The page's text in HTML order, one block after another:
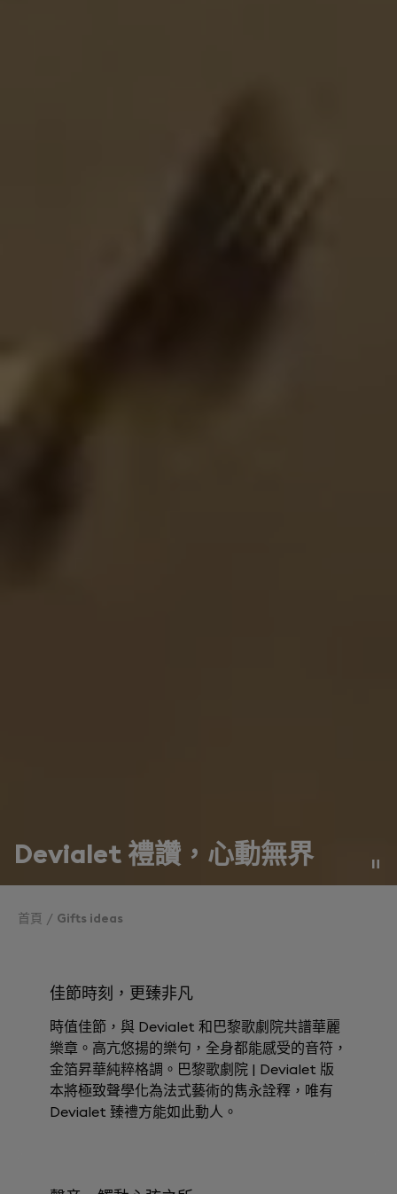
Devialet 禮讚，心動無界
首頁 Gifts ideas
佳節時刻，更臻非凡
時值佳節，與 Devialet 和巴黎歌劇院共譜華麗
樂章。高亢悠揚的樂句，全身都能感受的音符，
金箔昇華純粹格調。巴黎歌劇院 | Devialet 版
本將極致聲學化為法式藝術的雋永詮釋，唯有
Devialet 臻禮方能如此動人。